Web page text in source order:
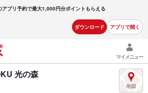
アプリ予約で最大1,000円分ポイントもらえる
ダウンロード アプリで開く
マイメニュー
光の森